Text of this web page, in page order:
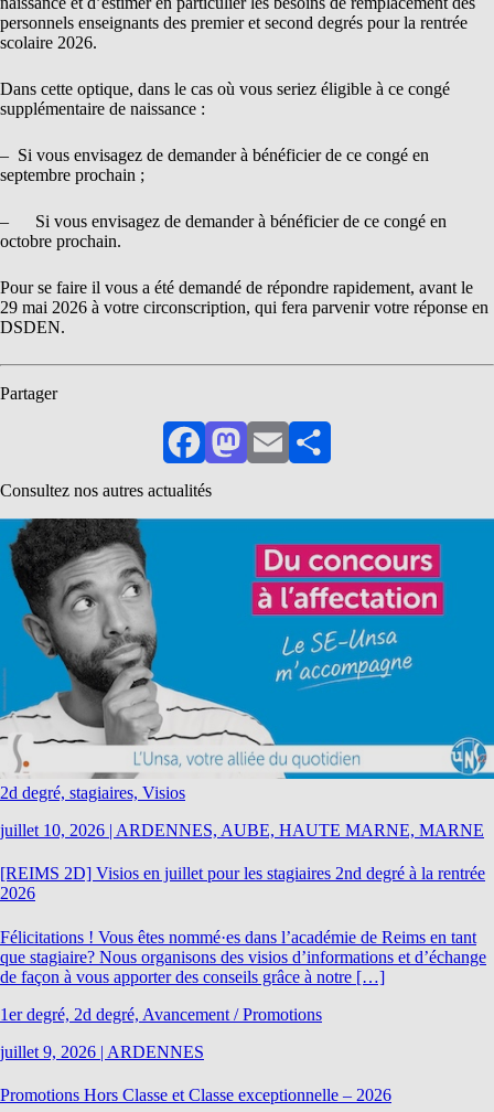
personnels enseignants des premier et second degrés pour la rentrée
scolaire 2026.
Dans cette optique, dans le cas où vous seriez éligible à ce congé
supplémentaire de naissance :
– Si vous envisagez de demander à bénéficier de ce congé en
septembre prochain ;
– Si vous envisagez de demander à bénéficier de ce congé en
octobre prochain.
Pour se faire il vous a été demandé de répondre rapidement, avant le
29 mai 2026 à votre circonscription, qui fera parvenir votre réponse en
DSDEN.
Partager
FacebookMastodon
EmailPartager
Consultez nos autres actualités
2d degré, stagiaires, Visios
juillet 10, 2026 | ARDENNES, AUBE, HAUTE MARNE, MARNE
[REIMS 2D] Visios en juillet pour les stagiaires 2nd degré à la rentrée
2026
Félicitations ! Vous êtes nommé·es dans l’académie de Reims en tant
que stagiaire? Nous organisons des visios d’informations et d’échange
de façon à vous apporter des conseils grâce à notre […]
1er degré, 2d degré, Avancement / Promotions
juillet 9, 2026 | ARDENNES
Promotions Hors Classe et Classe exceptionnelle – 2026